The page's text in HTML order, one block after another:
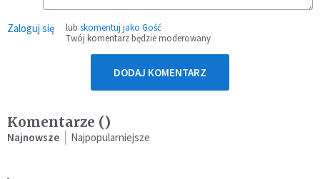
Zaloguj się lub skomentuj jako Gość
Twój komentarz będzie moderowany
DODAJ KOMENTARZ
Komentarze ()
Najnowsze Najpopularniejsze